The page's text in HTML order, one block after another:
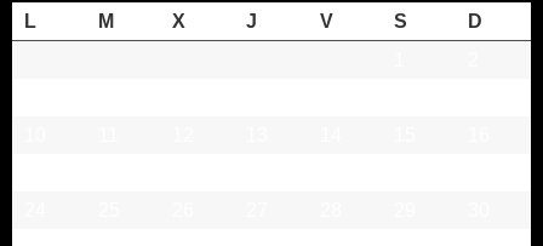
L
M X J V S
D